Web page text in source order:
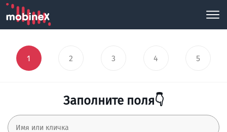
1 2 3 4 5
Заполните поля👇